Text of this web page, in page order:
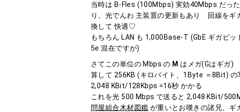
当時は B-Fles (100Mbps) 実効40Mbps だっ
り、光でんわ 主装置の更新もあり 回線を
換して 快適♡
もちろん LAN も 1,000Base-T (GbE ギガビ
5e 混在ですが)
さてこの単位の Mbps の M はメガ(Gはギガ)
算して 256KB (キロバイト、1Byte ＝8Bit)
2,048 KBit/128Kbps =16秒 かかる
これを光 500 Mbps で送ると 2,048 KBit/
問屋組合木材図鑑 が重いとお嘆きの諸兄、ギ